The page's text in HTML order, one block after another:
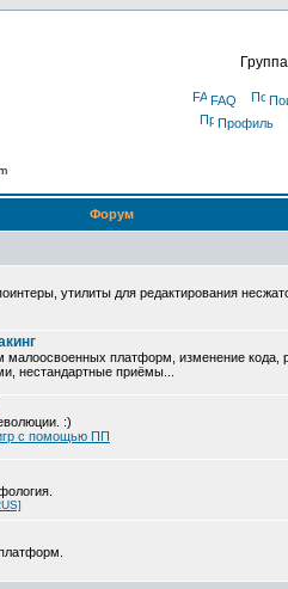
FAQ
Профиль
Форум
утилиты для редактирования
малоосвоенных платформ, изменение кода,
нестандартные приёмы...
:)
с помощью ПП